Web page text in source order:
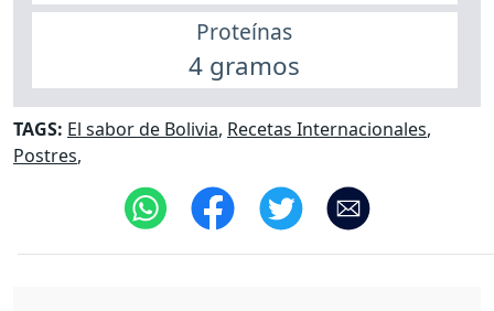
Proteínas
4 gramos
TAGS: El sabor de Bolivia, Recetas Internacionales,
Postres,